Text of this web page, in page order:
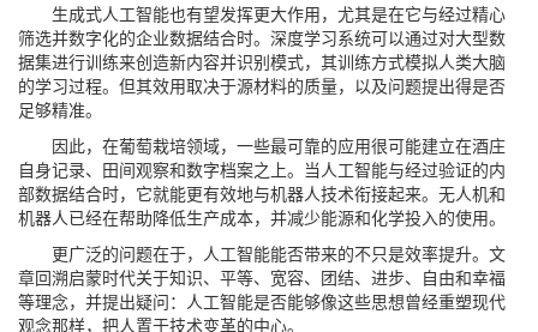
生成式人工智能也有望发挥更大作用，尤其是在它与经过精心
筛选并数字化的企业数据结合时。深度学习系统可以通过对大型数
据集进行训练来创造新内容并识别模式，其训练方式模拟人类大脑
的学习过程。但其效用取决于源材料的质量，以及问题提出得是否
足够精准。
因此，在葡萄栽培领域，一些最可靠的应用很可能建立在酒庄
自身记录、田间观察和数字档案之上。当人工智能与经过验证的内
部数据结合时，它就能更有效地与机器人技术衔接起来。无人机和
机器人已经在帮助降低生产成本，并减少能源和化学投入的使用。
更广泛的问题在于，人工智能能否带来的不只是效率提升。文
章回溯启蒙时代关于知识、平等、宽容、团结、进步、自由和幸福
等理念，并提出疑问：人工智能是否能够像这些思想曾经重塑现代
观念那样，把人置于技术变革的中心。